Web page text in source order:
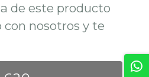
de este producto
nosotros y te